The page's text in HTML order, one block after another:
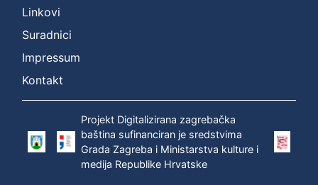
Linkovi
Suradnici
Impressum
Kontakt
Projekt Digitalizirana zagrebačka
baština sufinanciran je sredstvima
Grada Zagreba i Ministarstva kulture i
medija Republike Hrvatske